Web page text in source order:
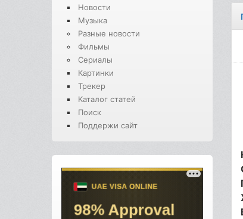
Новости
Музыка
Разные новости
Фильмы
Сериалы
Картинки
Трекер
Каталог статей
Поиск
Поддержи сайт